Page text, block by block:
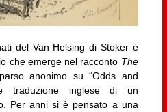
del Van Helsing di Stoker è
che emerge nel racconto The
anonimo su “Odds and
traduzione inglese di un
Per anni si è pensato a una